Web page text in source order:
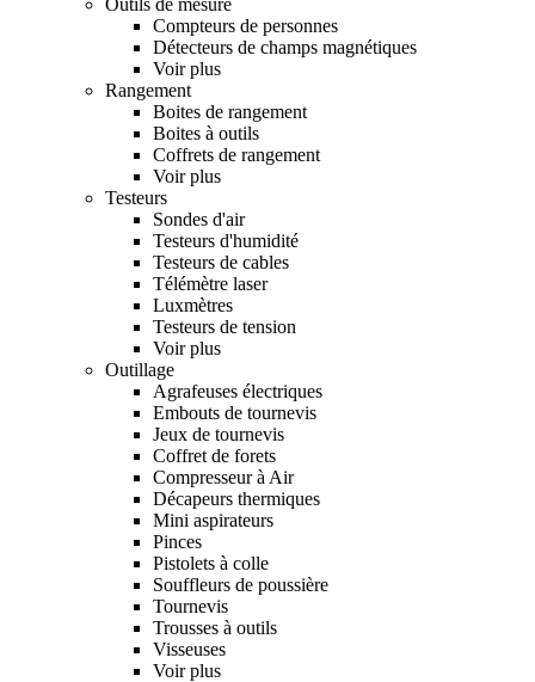
Compteurs de personnes
Détecteurs de champs magnétiques
Voir plus
Rangement
Boites de rangement
Boites à outils
Coffrets de rangement
Voir plus
Testeurs
Sondes d'air
Testeurs d'humidité
Testeurs de cables
Télémètre laser
Luxmètres
Testeurs de tension
Voir plus
Outillage
Agrafeuses électriques
Embouts de tournevis
Jeux de tournevis
Coffret de forets
Compresseur à Air
Décapeurs thermiques
Mini aspirateurs
Pinces
Pistolets à colle
Souffleurs de poussière
Tournevis
Trousses à outils
Visseuses
Voir plus